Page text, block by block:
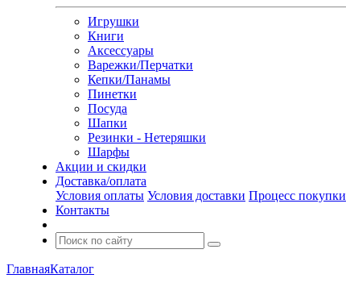
Игрушки
Книги
Аксессуары
Варежки/Перчатки
Кепки/Панамы
Пинетки
Посуда
Шапки
Резинки - Нетеряшки
Шарфы
Акции и скидки
Доставка/оплата
Условия оплаты Условия доставки Процесс покупки
Контакты
ГлавнаяКаталог